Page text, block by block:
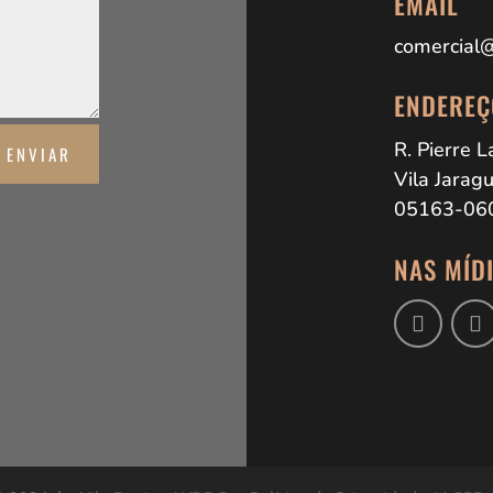
ENVIAR
R. Pierre
Vila
05163-
NAS